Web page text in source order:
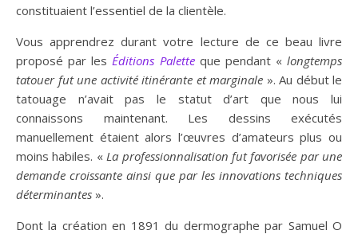
constituaient l’essentiel de la clientèle.
Vous apprendrez durant votre lecture de ce beau livre
proposé par les Éditions Paletteque pendant « longtemps
tatouer fut une activité itinérante et marginale ». Au début le
tatouage n’avait pas le statut d’art que nous lui
connaissons maintenant. Les dessins exécutés
manuellement étaient alors l’œuvres d’amateurs plus ou
moins habiles. « La professionnalisation fut favorisée par une
demande croissante ainsi que par les innovations techniques
déterminantes ».
Dont la création en 1891 du dermographe par Samuel O